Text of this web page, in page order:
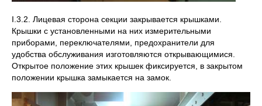
I.3.2. Лицевая сторона секции закрывается крышками.
Крышки с установленными на них измерительными
приборами, переключателями, предохранители для
удобства обслуживания изготовляются открывающимися.
Открытое положение этих крышек фиксируется, в закрытом
положении крышка замыкается на замок.